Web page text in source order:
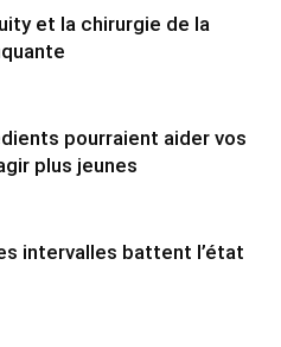
et la chirurgie de la
pourraient aider vos
plus jeunes
intervalles battent l’état